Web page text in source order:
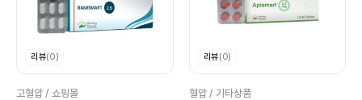
리뷰(0)
고혈압 / 쇼핑몰
리뷰(0)
혈압 / 기타상품